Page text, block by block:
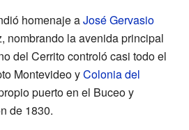
homenaje aJosé Gervasio
nombrando la avenida principal
del Cerrito controló casi todo el
Montevideo yColonia del
puerto en el Buceo y
de 1830.